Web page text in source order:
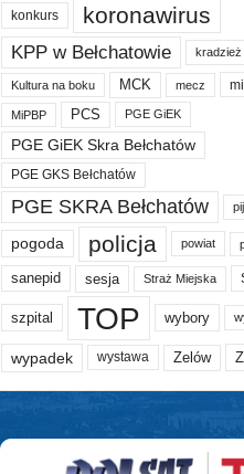
konkurs koronawirus
KPP w Bełchatowie kradzież
Kultura na boku MCK mecz
MiPBP PCS PGE GiEK
PGE GiEK Skra Bełchatów
PGE GKS Bełchatów
PGE SKRA Bełchatów
pogoda policja powiat
sanepid sesja Straż Miejska
szpital TOP wybory
wypadek wystawa Zelów